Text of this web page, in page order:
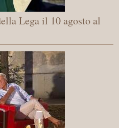
Lega il 10 agosto al